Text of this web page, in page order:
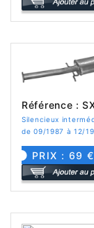
Référence :
Silencieux
de 09/1987 à 12/
PRIX : 69